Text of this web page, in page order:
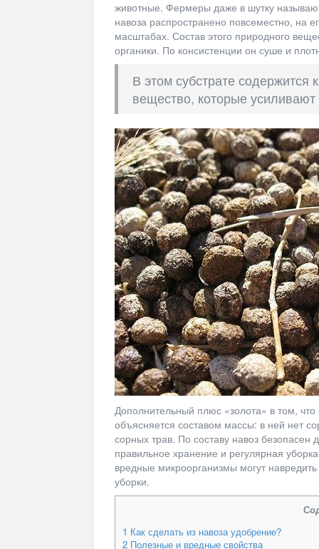
животные. Фермеры даже в шутку
навоза распространено повсеместно, на
масштабах. Состав этого природного
органики. По консистенции он суше и
В этом субстрате содержится
вещество, которые
Дополнительный плюс «золота» в том,
объясняется составом массы: в ней нет
сорных трав. По составу навоз
правильное хранение и регулярная
вредные микроорганизмы могут
уборки.
1 Как сделать из навоза удобрение?
2 Полезные и вредные свойства